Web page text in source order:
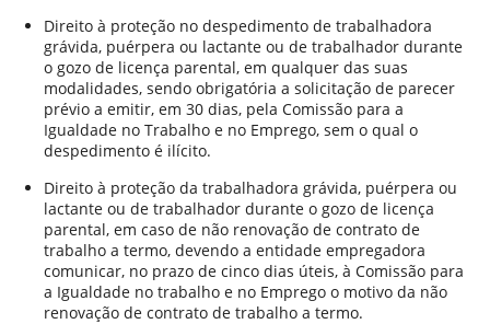
Direito à proteção no despedimento de trabalhadora
grávida, puérpera ou lactante ou de trabalhador durante
o gozo de licença parental, em qualquer das suas
modalidades, sendo obrigatória a solicitação de parecer
prévio a emitir, em 30 dias, pela Comissão para a
Igualdade no Trabalho e no Emprego, sem o qual o
despedimento é ilícito.
Direito à proteção da trabalhadora grávida, puérpera ou
lactante ou de trabalhador durante o gozo de licença
parental, em caso de não renovação de contrato de
trabalho a termo, devendo a entidade empregadora
comunicar, no prazo de cinco dias úteis, à Comissão para
a Igualdade no trabalho e no Emprego o motivo da não
renovação de contrato de trabalho a termo.